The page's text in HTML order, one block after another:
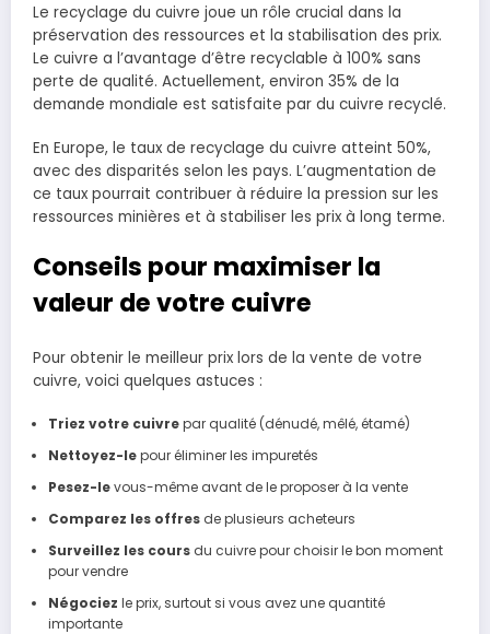
Le recyclage du cuivre joue un rôle crucial dans la
préservation des ressources et la stabilisation des prix.
Le cuivre a l’avantage d’être recyclable à 100% sans
perte de qualité. Actuellement, environ 35% de la
demande mondiale est satisfaite par du cuivre recyclé.
En Europe, le taux de recyclage du cuivre atteint 50%,
avec des disparités selon les pays. L’augmentation de
ce taux pourrait contribuer à réduire la pression sur les
ressources minières et à stabiliser les prix à long terme.
Conseils pour maximiser la
valeur de votre cuivre
Pour obtenir le meilleur prix lors de la vente de votre
cuivre, voici quelques astuces :
Triez votre cuivrepar qualité (dénudé, mêlé, étamé)
Nettoyez-lepour éliminer les impuretés
Pesez-levous-même avant de le proposer à la vente
Comparez les offresde plusieurs acheteurs
Surveillez les coursdu cuivre pour choisir le bon moment
pour vendre
Négociez le prix, surtout si vous avez une quantité
importante